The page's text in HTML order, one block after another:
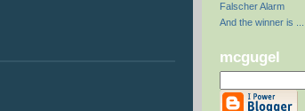
Falscher Alarm
And the winner is ...
mcgugel